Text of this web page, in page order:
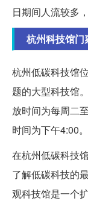
日期间人流较多
杭州科技馆门
杭州低碳科技馆
题的大型科技馆
放时间为每周二
时间为下午4:00。
在杭州低碳科技
了解低碳科技的
观科技馆是一个